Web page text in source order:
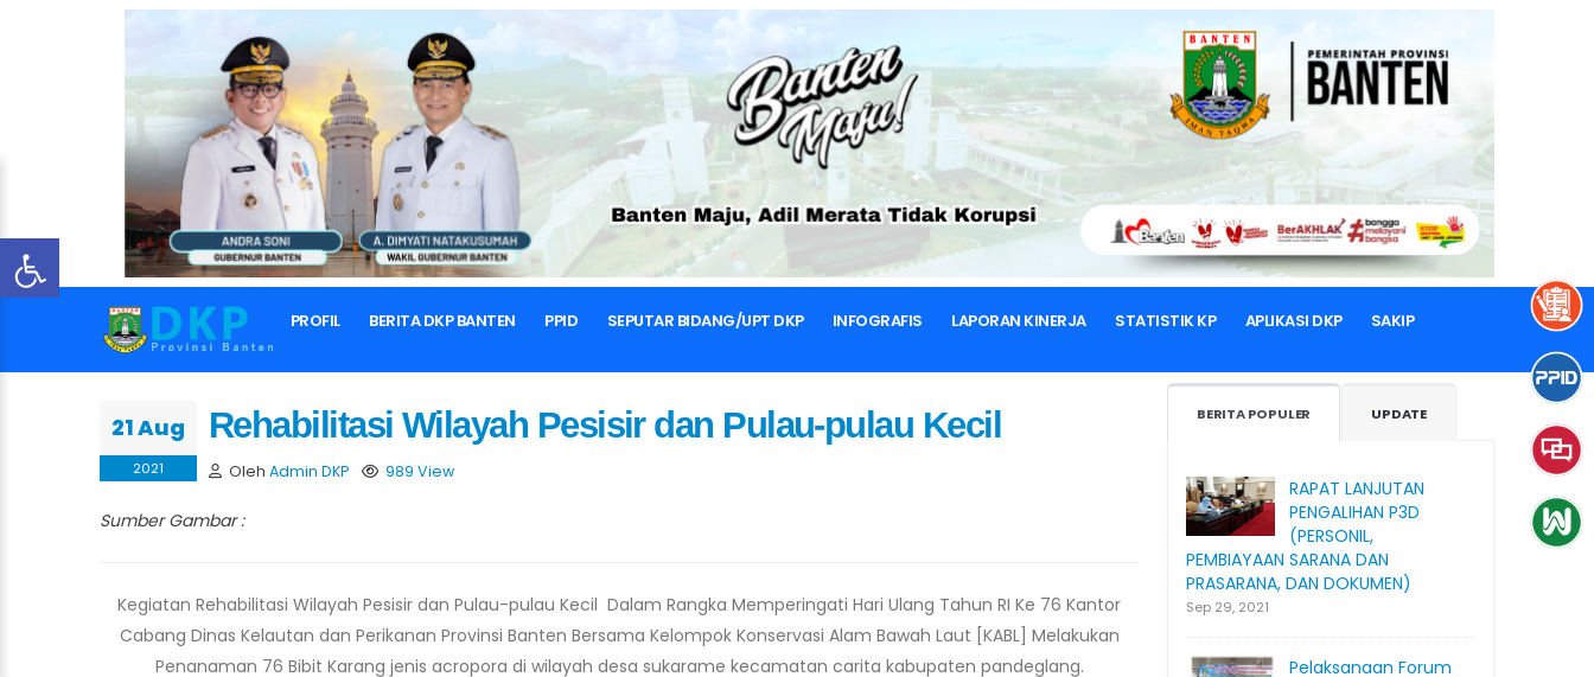
PROFIL BERITA DKP BANTEN PPID SEPUTAR BIDANG/UPT DKP INFOGRAFIS LAPORAN KINERJA STATISTIK KP APLIKASI DKP SAKIP
BERITA DKP BANTEN
BERANDA BERITA & ARTIKEL
21 Aug
2021
Rehabilitasi Wilayah Pesisir dan Pulau-pulau Kecil
Oleh Admin DKP 989 View
Sumber Gambar :
Kegiatan Rehabilitasi Wilayah Pesisir dan Pulau-pulau Kecil Dalam Rangka Memperingati Hari Ulang Tahun RI Ke 76 Kantor
Cabang Dinas Kelautan dan Perikanan Provinsi Banten Bersama Kelompok Konservasi Alam Bawah Laut [KABL] Melakukan
Penanaman 76 Bibit Karang jenis acropora di wilayah desa sukarame kecamatan carita kabupaten pandeglang.
BERITA POPULER UPDATE
RAPAT LANJUTAN
PENGALIHAN P3D
(PERSONIL,
PEMBIAYAAN SARANA DAN
PRASARANA, DAN DOKUMEN)
Sep 29, 2021
Pelaksanaan Forum